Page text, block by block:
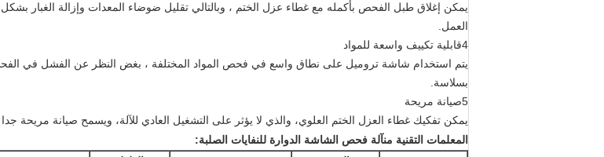
يمكن إغلاق طبل الفحص بأكمله مع غطاء عزل الختم ، وبالتالي تقليل ضوضاء المعدات وإزالة الغبار
العمل.
4قابلية تكييف واسعة للمواد
يتم استخدام شاشة تروميل على نطاق واسع في فحص المواد المختلفة ، بغض النظر عن الفشل في
بسلاسة.
5صيانة مريحة
يمكن تفكيك غطاء العزل الختم العلوي، والذي لا يؤثر على التشغيل العادي للآلة، ويسمح صيانة مريحة جدا
المعلمات التقنية منآلة فحص الشاشة الدوارة للنفايات الصلبة: